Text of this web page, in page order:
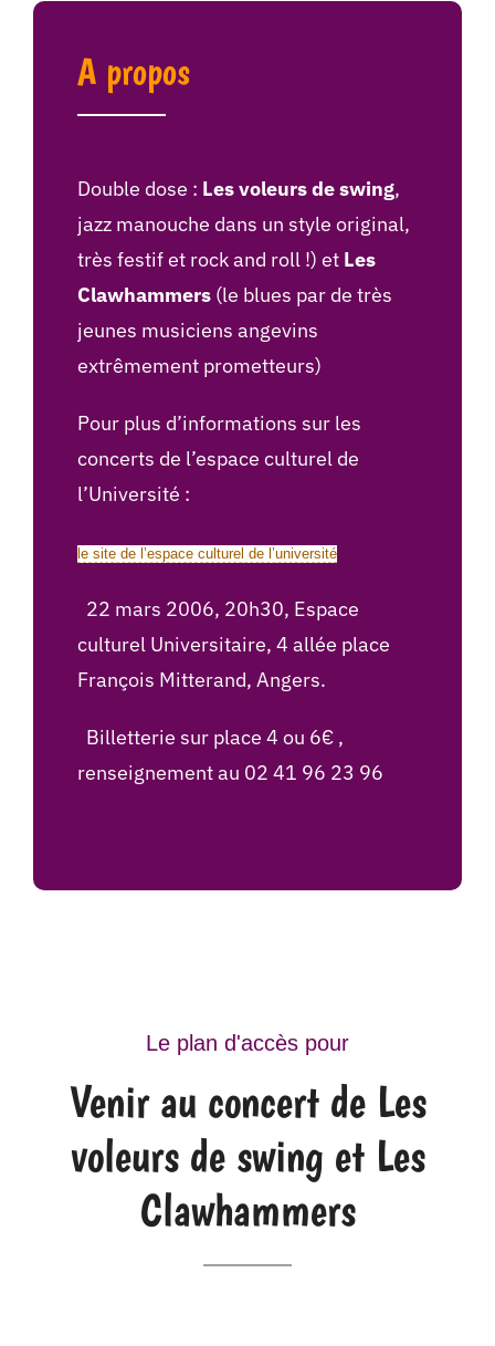
A propos
Double dose : Les voleurs de swing,
jazz manouche dans un style original,
très festif et rock and roll !) et Les
Clawhammers (le blues par de très
jeunes musiciens angevins
extrêmement prometteurs)
Pour plus d’informations sur les
concerts de l’espace culturel de
l’Université :
le site de l’espace culturel de l’université
22 mars 2006, 20h30, Espace
culturel Universitaire, 4 allée place
François Mitterand, Angers.
Billetterie sur place 4 ou 6€ ,
renseignement au 02 41 96 23 96
Le plan d'accès pour
Venir au concert de Les
voleurs de swing et Les
Clawhammers